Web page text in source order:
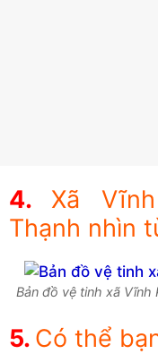
Xã
Thạnh nhìn
Bản đồ vệ tinh xã Vĩnh
Có thể